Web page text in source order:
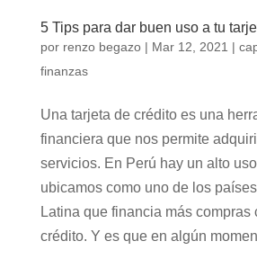
5 Tips para dar buen uso a tu
por renzo begazo| Mar 12, 2021 |
finanzas
Una tarjeta de crédito es una
financiera que nos permite
servicios. En Perú hay un alto
ubicamos como uno de los
Latina que financia más compras
crédito. Y es que en algún